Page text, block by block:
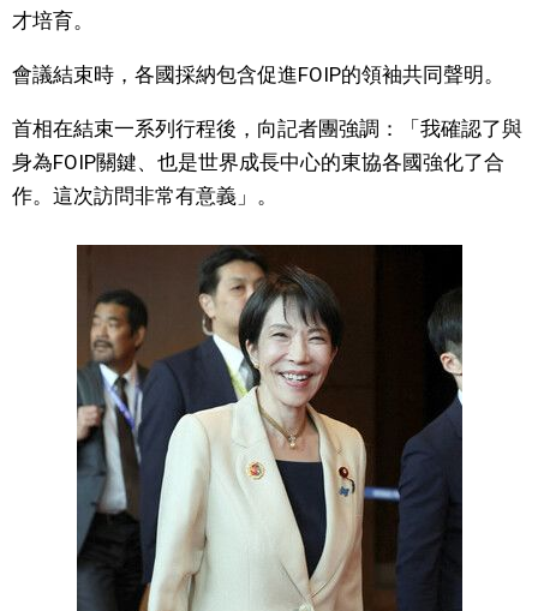
文化
科學技術
生活
工作勞動
醫療健康
才培育。
會議結束時，各國採納包含促進FOIP的領袖共同聲明。
首相在結束一系列行程後，向記者團強調：「我確認了與
身為FOIP關鍵、也是世界成長中心的東協各國強化了合
作。這次訪問非常有意義」。